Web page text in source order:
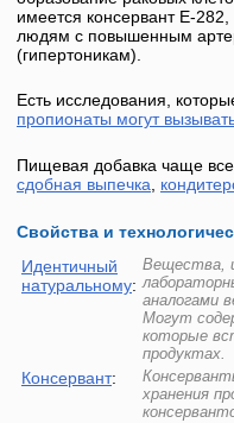
имеется консервант Е-282
людям с повышенным
(гипертоникам).
Есть исследования,
пропионаты могут
Пищевая добавка чаще
сдобная выпечка
Свойства и
Идентичный
натуральному:
Вещества,
аналогами
Могут
которые
продуктах.
Консервант:
хранения